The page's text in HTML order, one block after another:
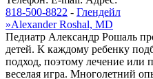
818-500-8822 - Глендейл
»Alexander Roshal, MD
Педиатр Александр Рошаль
детей. К каждому ребенку
подход, поэтому лечение или
веселая игра. Многолетний